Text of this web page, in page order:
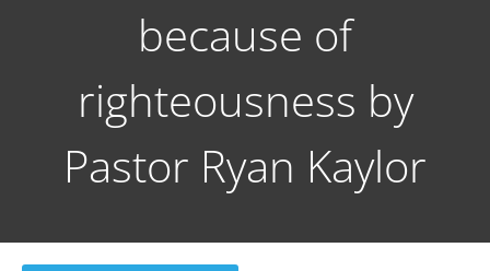
because of
righteousness by
Pastor Ryan Kaylor